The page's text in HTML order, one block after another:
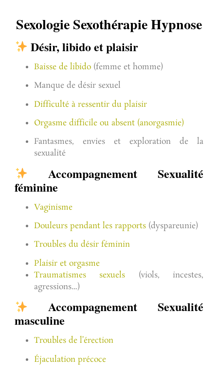
Sexologie Sexothérapie Hypnose
Désir, libido et plaisir
Baisse de libido (femme et homme)
Manque de désir sexuel
Difficulté à ressentir du plaisir
Orgasme difficile ou absent (anorgasmie)
Fantasmes, envies et exploration de la
sexualité
Accompagnement Sexualité
féminine
Vaginisme
Douleurs pendant les rapports (dyspareunie)
Troubles du désir féminin
Plaisir et orgasme
Traumatismes sexuels (viols, incestes,
agressions…)
Accompagnement Sexualité
masculine
Troubles de l’érection
Éjaculation précoce